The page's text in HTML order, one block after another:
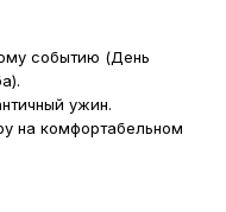
событию (День
ужин.
на комфортабельном